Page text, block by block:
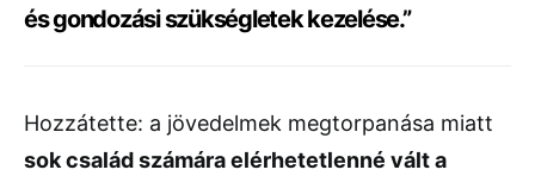
és gondozási szükségletek kezelése.”
Hozzátette: a jövedelmek megtorpanása miatt
sok család számára elérhetetlenné vált a